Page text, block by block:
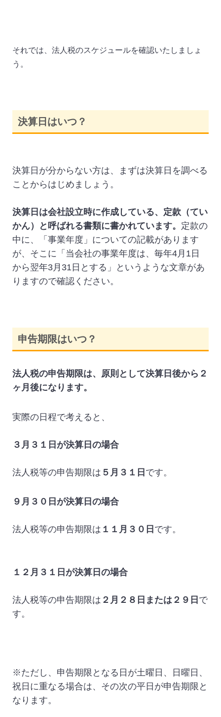
それでは、法人税のスケジュールを確認いたしましょ
う。
決算日はいつ？
決算日が分からない方は、まずは決算日を調べる
ことからはじめましょう。
決算日は会社設立時に作成している、定款（てい
かん）と呼ばれる書類に書かれています。 定款の
中に、「事業年度」についての記載があります
が、そこに「当会社の事業年度は、毎年4月1日
から翌年3月31日とする」というような文章があ
りますので確認ください。
申告期限はいつ？
法人税の申告期限は、原則として決算日後から２
ヶ月後になります。
実際の日程で考えると、
３月３１日が決算日の場合
法人税等の申告期限は ５月３１日 です。
９月３０日が決算日の場合
法人税等の申告期限は １１月３０日 です。
１２月３１日が決算日の場合
法人税等の申告期限は ２月２８日または２９日 で
す。
※ただし、申告期限となる日が土曜日、日曜日、
祝日に重なる場合は、その次の平日が申告期限と
なります。